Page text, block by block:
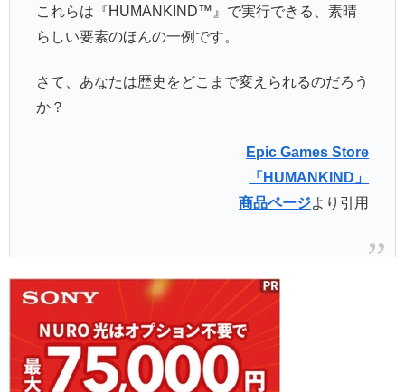
これらは『HUMANKIND™』で実行できる、素晴
らしい要素のほんの一例です。
さて、あなたは歴史をどこまで変えられるのだろう
か？
Epic Games Store
「HUMANKIND」
商品ページより引用